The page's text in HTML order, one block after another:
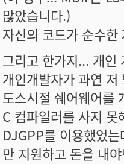
많았습니다.)
자신의 코드가 순수
그리고 한가지... 개인
개인개발자가 과연
도스시절 쉐어웨어를
C 컴파일러를 사지 못
DJGPP를 이용했었
만 지원하고 돈을 내